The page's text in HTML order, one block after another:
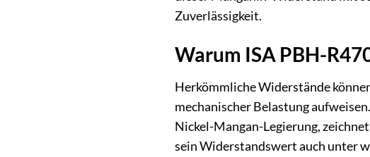
Zuverlässigkeit.
Warum ISA PBH-
Herkömmliche Widerstände
mechanischer Belastung
Nickel-Mangan-Legierung,
sein Widerstandswert auch unter